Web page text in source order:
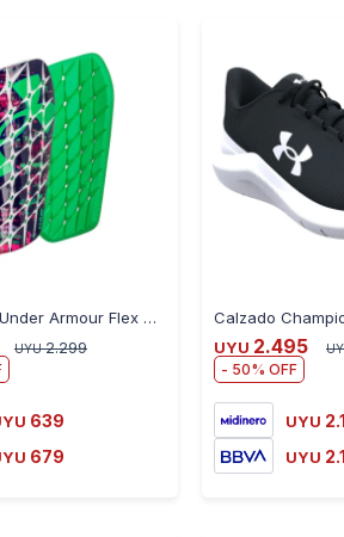
Canilleras Under Armour Flex Pro Shin Guard - VERDE
UYU 2.299
639
679
UYU 2.495
50
UYU
UYU